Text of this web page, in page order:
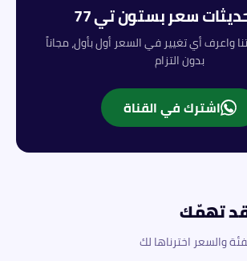
سعربستونتي 77
واعرف أي تغيير في السعر أول بأول، مجاناً
بدون التزام
اشترك في القناة
تهمّك
والسعر اخترناها لك